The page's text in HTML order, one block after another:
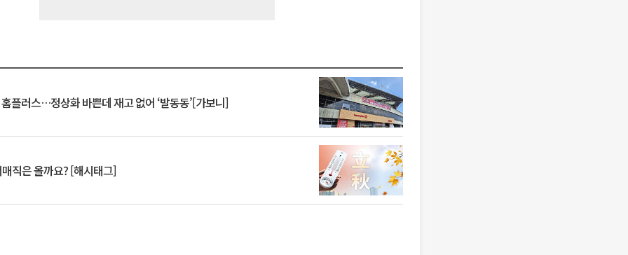
플러스…정상화 바쁜데 재고 없어 ‘발동동’[가보니]
직은 올까요? [해시태그]